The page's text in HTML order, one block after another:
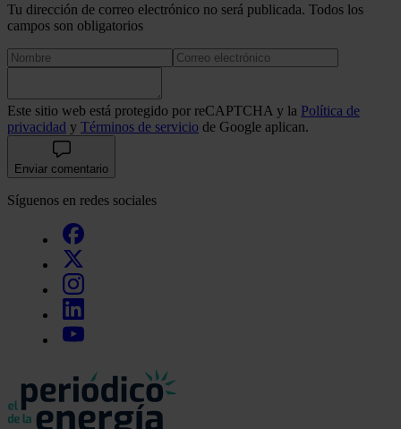
Tu dirección de correo electrónico no será publicada. Todos los
campos son obligatorios
Este sitio web está protegido por reCAPTCHA y la Política de
privacidad y Términos de servicio de Google aplican.
Enviar comentario
Síguenos en redes sociales